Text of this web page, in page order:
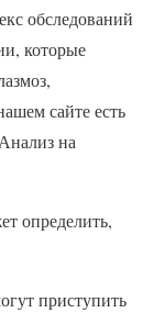
обследований
которые
сайте есть
на
определить,
приступить